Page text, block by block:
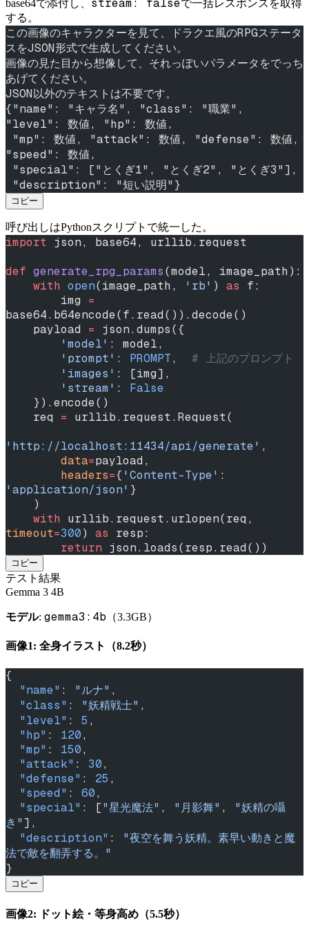
base64で添付し、 stream: falseで一括レスポンスを取得
する。
この画像のキャラクターを見て、ドラクエ風のRPGステータ
スをJSON形式で生成してください。
画像の見た目から想像して、それっぽいパラメータをでっち
あげてください。
JSON以外のテキストは不要です。
{"name": "キャラ名", "class": "職業",
"level": 数値, "hp": 数値,
"speed": 数値,
"special": ["とくぎ1", "とくぎ2", "とくぎ3"],
"description": "短い説明"}
コピー
呼び出しはPythonスクリプトで統一した。
import json, base64, urllib.request
def generate_rpg_params(model, image_path):
    with
open(image_path, 'rb' ) as f:
        img
=
base64.b64encode(f.read()).decode()
    payload
= json.dumps({
        'model'
: model,
        'prompt'
: PROMPT, # 上記のプロンプト
        'images'
: [img],
        'stream'
: False
    }).encode()
    req
= urllib.request.Request(
'http://localhost:11434/api/generate' ,
        data
=payload,
        headers
={ 'Content-Type'
'application/json' }
    )
    with
timeout=300) as resp:
        return
json.loads(resp.read())
コピー
テスト結果
Gemma 3 4B
モデル: gemma3:4b （3.3GB）
画像1: 全身イラスト（8.2秒）
{
  "name"
: "ルナ" ,
  "class"
: "妖精戦士" ,
  "level"
: 5 ,
  "hp"
: 120,
  "mp"
: 150,
  "attack"
: 30,
  "defense"
: 25 ,
  "speed"
: 60,
  "special"
: ["星光魔法" , "月影舞" , "妖精の囁
き"],
  "description"
: "夜空を舞う妖精。素早い動きと魔
法で敵を翻弄する。"
}
コピー
画像2: ドット絵・等身高め（5.5秒）